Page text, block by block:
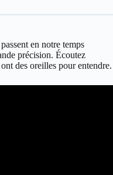
en notre temps
précision. Écoutez
des oreilles pour entendre.